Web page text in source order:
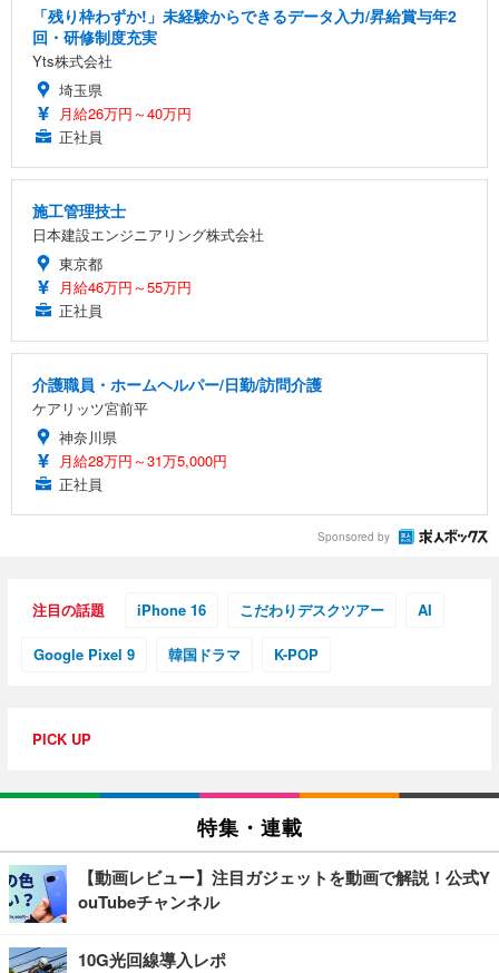
「残り枠わずか!」未経験からできるデータ入力/昇給賞与年2
回・研修制度充実
Yts株式会社
埼玉県
月給26万円～40万円
正社員
施工管理技士
日本建設エンジニアリング株式会社
東京都
月給46万円～55万円
正社員
介護職員・ホームヘルパー/日勤/訪問介護
ケアリッツ宮前平
神奈川県
月給28万円～31万5,000円
正社員
Sponsored by
注目の話題 iPhone 16 こだわりデスクツアー AI
Google Pixel 9 韓国ドラマ K-POP
PICK UP
特集・連載
【動画レビュー】注目ガジェットを動画で解説！公式Y
ouTubeチャンネル
10G光回線導入レポ